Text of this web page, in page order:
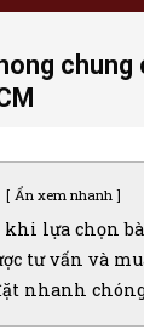
chung
Ẩn xem nhanh
lựa chọn
tư vấn và
nhanh